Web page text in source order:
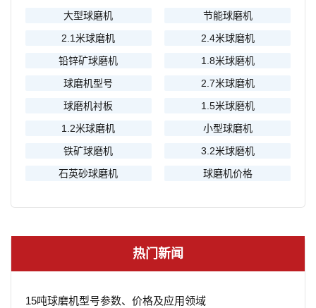
大型球磨机
节能球磨机
2.1米球磨机
2.4米球磨机
铅锌矿球磨机
1.8米球磨机
球磨机型号
2.7米球磨机
球磨机衬板
1.5米球磨机
1.2米球磨机
小型球磨机
铁矿球磨机
3.2米球磨机
石英砂球磨机
球磨机价格
热门新闻
15吨球磨机型号参数、价格及应用领域